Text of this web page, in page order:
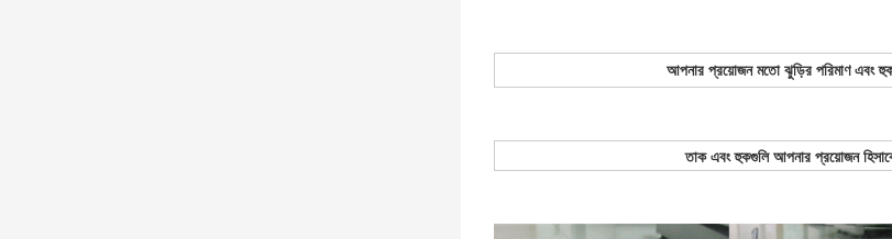
আপনার প্রয়োজন মতো ঝুড়ির পরিমাণ এবং
তাক এবং হুকগুলি আপনার প্রয়োজন হিসাবে